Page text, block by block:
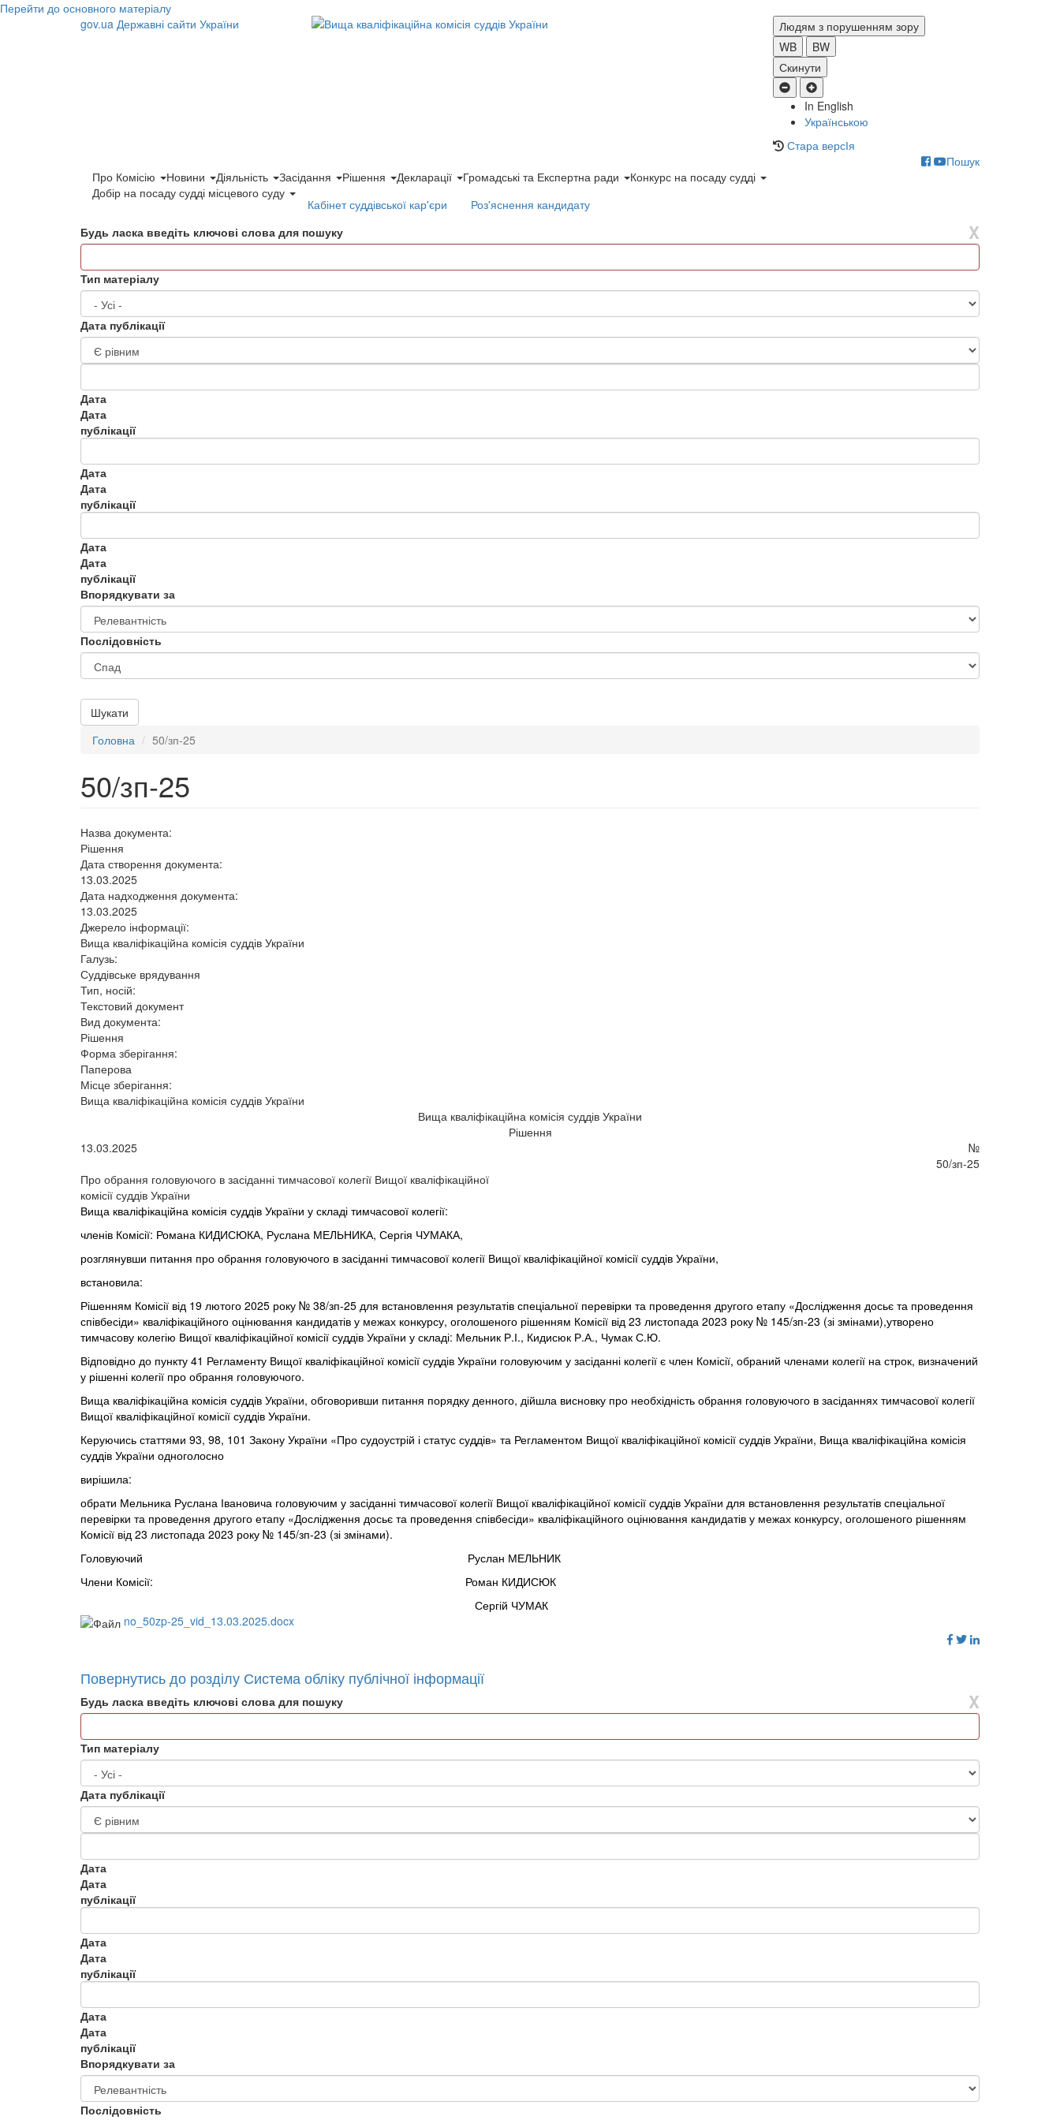
Перейти до основного матеріалу
gov.ua Державні сайти України
Людям з порушенням зору
WB
BW
Скинути
In English
Українською
Стара версІя
Пошук
Про Комісію
Новини Діяльність Засідання Рішення Декларації Громадські та Експертна ради
Конкурс на посаду судді
Добір на посаду судді місцевого суду
Кабінет суддівської кар'єри Роз'яснення кандидату
X
Будь ласка введіть ключові слова для пошуку
Тип матеріалу
Дата публікації
Дата
Дата
публікації
Дата
Дата
публікації
Дата
Дата
публікації
Впорядкувати за
Послідовність
Шукати
Головна
50/зп-25
50/зп-25
Назва документа:
Рішення
Дата створення документа:
13.03.2025
Дата надходження документа:
13.03.2025
Джерело інформації:
Вища кваліфікаційна комісія суддів України
Галузь:
Суддівське врядування
Тип, носій:
Текстовий документ
Вид документа:
Рішення
Форма зберігання:
Паперова
Місце зберігання:
Вища кваліфікаційна комісія суддів України
Вища кваліфікаційна комісія суддів України
Рішення
13.03.2025
№
50/зп-25
Про обрання головуючого в засіданні тимчасової колегії Вищої кваліфікаційної
комісії суддів України
Вища кваліфікаційна комісія суддів України у складі тимчасової колегії:
членів Комісії: Романа КИДИСЮКА, Руслана МЕЛЬНИКА, Сергія ЧУМАКА,
розглянувши питання про обрання головуючого в засіданні тимчасової колегії Вищої кваліфікаційної комісії суддів України,
встановила:
Рішенням Комісії від 19 лютого 2025 року № 38/зп-25 для встановлення результатів спеціальної перевірки та проведення другого етапу «Дослідження досьє та проведення
співбесіди» кваліфікаційного оцінювання кандидатів у межах конкурсу, оголошеного рішенням Комісії від 23 листопада 2023 року № 145/зп-23 (зі змінами),утворено
тимчасову колегію Вищої кваліфікаційної комісії суддів України у складі: Мельник Р.І., Кидисюк Р.А., Чумак С.Ю.
Відповідно до пункту 41 Регламенту Вищої кваліфікаційної комісії суддів України головуючим у засіданні колегії є член Комісії, обраний членами колегії на строк, визначений
у рішенні колегії про обрання головуючого.
Вища кваліфікаційна комісія суддів України, обговоривши питання порядку денного, дійшла висновку про необхідність обрання головуючого в засіданнях тимчасової колегії
Вищої кваліфікаційної комісії суддів України.
Керуючись статтями 93, 98, 101 Закону України «Про судоустрій і статус суддів» та Регламентом Вищої кваліфікаційної комісії суддів України, Вища кваліфікаційна комісія
суддів України одноголосно
вирішила:
обрати Мельника Руслана Івановича головуючим у засіданні тимчасової колегії Вищої кваліфікаційної комісії суддів України для встановлення результатів спеціальної
перевірки та проведення другого етапу «Дослідження досьє та проведення співбесіди» кваліфікаційного оцінювання кандидатів у межах конкурсу, оголошеного рішенням
Комісії від 23 листопада 2023 року № 145/зп-23 (зі змінами).
Головуючий Руслан МЕЛЬНИК
Члени Комісії: Роман КИДИСЮК
Сергій ЧУМАК
no_50zp-25_vid_13.03.2025.docx
Повернутись до розділу Система обліку публічної інформації
X
Будь ласка введіть ключові слова для пошуку
Тип матеріалу
Дата публікації
Дата
Дата
публікації
Дата
Дата
публікації
Дата
Дата
публікації
Впорядкувати за
Послідовність